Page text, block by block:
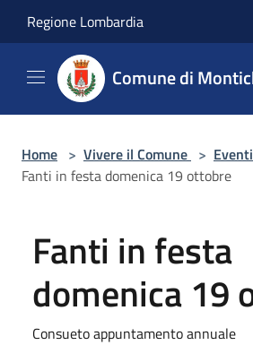
Regione Lombardia
Comune di
Home > Vivere il Comune > Eventi
Fanti in festa domenica 19 ottobre
Fanti in festa
domenica 19
Consueto appuntamento annuale